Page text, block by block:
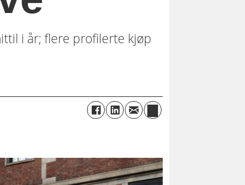
i år; flere profilerte kjøp